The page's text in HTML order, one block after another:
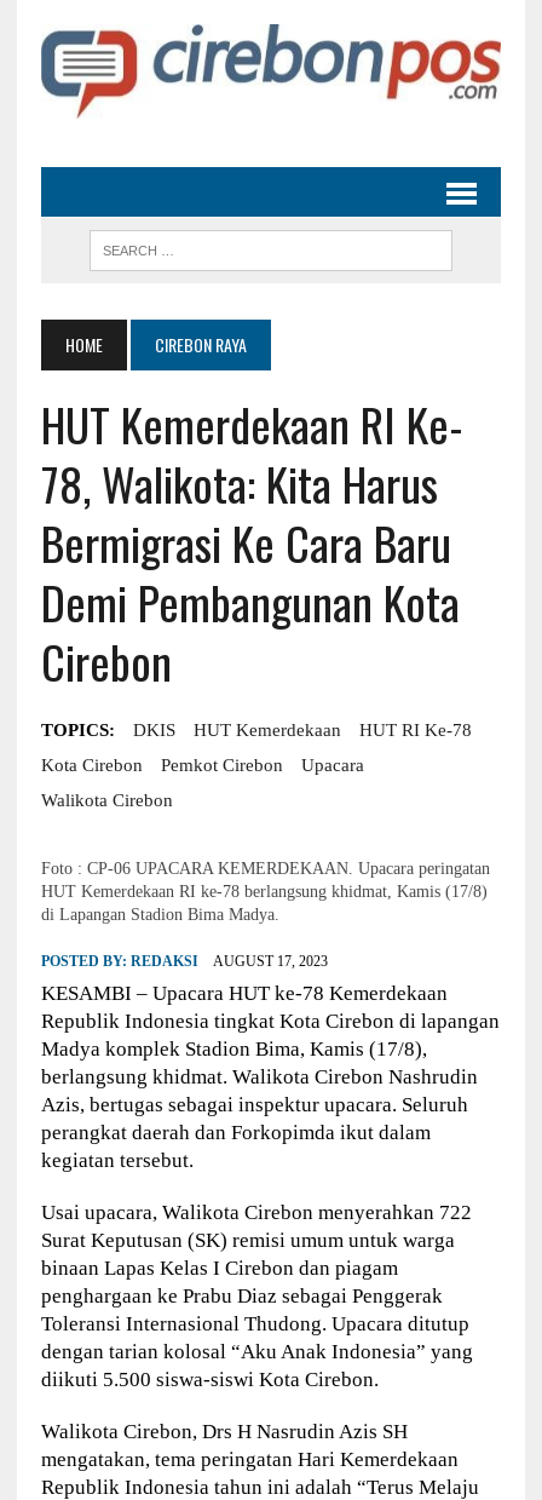
HOME CIREBON RAYA
HUT Kemerdekaan RI Ke-
78, Walikota: Kita Harus
Bermigrasi Ke Cara Baru
Demi Pembangunan Kota
Cirebon
TOPICS: DKIS HUT Kemerdekaan
HUT RI Ke-78
Kota Cirebon
Pemkot Cirebon
Upacara
Walikota Cirebon
Foto : CP-06 UPACARA KEMERDEKAAN. Upacara peringatan
HUT Kemerdekaan RI ke-78 berlangsung khidmat, Kamis (17/8)
di Lapangan Stadion Bima Madya.
POSTED BY: REDAKSI AUGUST 17, 2023
KESAMBI – Upacara HUT ke-78 Kemerdekaan
Republik Indonesia tingkat Kota Cirebon di lapangan
Madya komplek Stadion Bima, Kamis (17/8),
berlangsung khidmat. Walikota Cirebon Nashrudin
Azis, bertugas sebagai inspektur upacara. Seluruh
perangkat daerah dan Forkopimda ikut dalam
kegiatan tersebut.
Usai upacara, Walikota Cirebon menyerahkan 722
Surat Keputusan (SK) remisi umum untuk warga
binaan Lapas Kelas I Cirebon dan piagam
penghargaan ke Prabu Diaz sebagai Penggerak
Toleransi Internasional Thudong. Upacara ditutup
dengan tarian kolosal “Aku Anak Indonesia” yang
diikuti 5.500 siswa-siswi Kota Cirebon.
Walikota Cirebon, Drs H Nasrudin Azis SH
mengatakan, tema peringatan Hari Kemerdekaan
Republik Indonesia tahun ini adalah “Terus Melaju